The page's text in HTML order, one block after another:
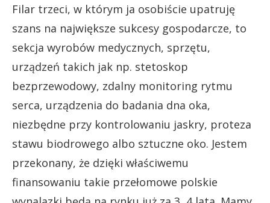
Filar trzeci, w którym ja osobiście upatruję
szans na największe sukcesy gospodarcze, to
sekcja wyrobów medycznych, sprzętu,
urządzeń takich jak np. stetoskop
bezprzewodowy, zdalny monitoring rytmu
serca, urządzenia do badania dna oka,
niezbędne przy kontrolowaniu jaskry, proteza
stawu biodrowego albo sztuczne oko. Jestem
przekonany, że dzięki właściwemu
finansowaniu takie przełomowe polskie